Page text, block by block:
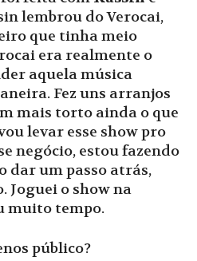
lembrou do Verocai,
que tinha meio
era realmente o
aquela música
Fez uns arranjos
mais torto ainda o que
levar esse show pro
negócio, estou fazendo
dar um passo atrás,
Joguei o show na
muito tempo.
público?